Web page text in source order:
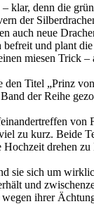
klar, denn die
der
auch neue
und plant
miesen Trick –
Titel „Prinz
der Reihe
von
zu kurz. Beide
drehen zu
sie sich um
und
ihrer